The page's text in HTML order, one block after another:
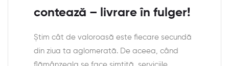
contează – livrare în fulger!
Știm cât de valoroasă este fiecare secundă
din ziua ta aglomerată. De aceea, când